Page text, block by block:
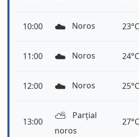
10:00 ☁️ Noros 23°C
11:00 ☁️ Noros 24°C
12:00 ☁️ Noros 25°C
13:00 ⛅️
Parțial
noros
27°C